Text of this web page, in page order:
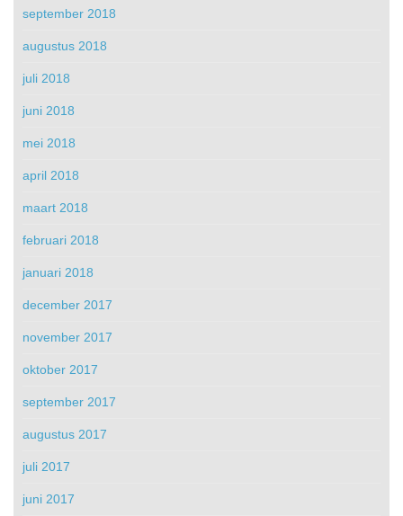
september 2018
augustus 2018
juli 2018
juni 2018
mei 2018
april 2018
maart 2018
februari 2018
januari 2018
december 2017
november 2017
oktober 2017
september 2017
augustus 2017
juli 2017
juni 2017